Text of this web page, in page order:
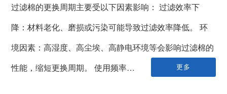
过滤棉的更换周期主要受以下因素影响： 过滤效率下
降：材料老化、磨损或污染可能导致过滤效率降低。 环
境因素：高湿度、高尘埃、高静电环境等会影响过滤棉的
性能，缩短更换周期。 使用频率…
更多